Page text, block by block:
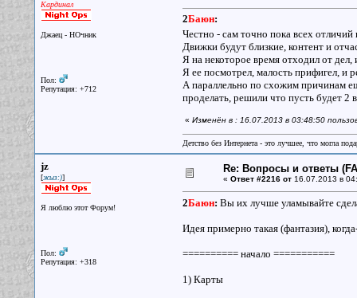
Кардинал
Джаец - НОчник
Пол:
Репутация: +712
2Баюн:
Честно - сам точно пока всех
Движки будут близкие, контент и
Я на некоторое время отходил от
Я ее посмотрел, малость прифигел, и
А параллельно по схожим причинам
проделать, решили что пусть будет 2
« Изменён в : 16.07.2013 в 03:48:50
Детство без Интернета - это лучшее, что могла
jz
[жыз:)]
Я люблю этот Форум!
Пол:
Репутация: +318
Re: Вопросы и ответы
« Ответ #2216 от16.07.2013 в
2Баюн: Вы их лучше уламывайте
Идея примерно такая (фантазия),
========== начало ===========
1) Карты